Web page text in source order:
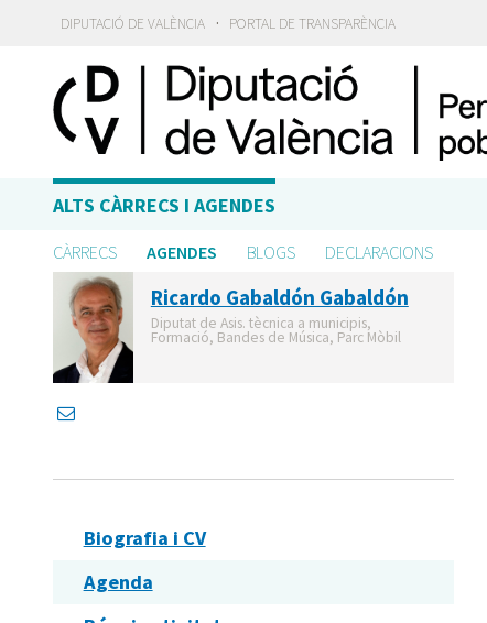
DIPUTACIÓ DE VALÈNCIA · PORTAL DE TRANSPARÈNCIA
ALTS CÀRRECS I AGENDES
CÀRRECS AGENDES BLOGS DECLARACIONS
Ricardo Gabaldón Gabaldón
Diputat de Asis. tècnica a municipis,
Formació, Bandes de Música, Parc Mòbil
Biografia i CV
Agenda